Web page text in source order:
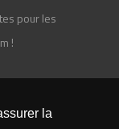
pour les
!
2024
la